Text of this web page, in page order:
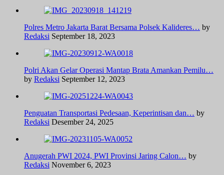
Polres Metro Jakarta Barat Bersama Polsek Kalideres… by
Redaksi September 18, 2023
Polri Akan Gelar Operasi Mantap Brata Amankan Pemilu…
by Redaksi September 12, 2023
Penguatan Transportasi Pedesaan, Keperintisan dan… by
Redaksi Desember 24, 2025
Anugerah PWI 2024, PWI Provinsi Jaring Calon… by
Redaksi November 6, 2023